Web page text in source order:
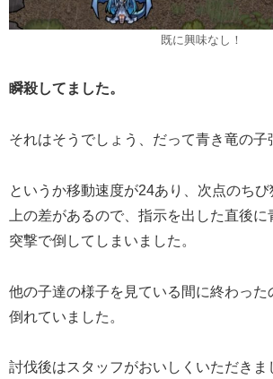
既に興味なし！
瞬殺してました。
それはそうでしょう、だって青き竜の子
というか移動速度が24あり、次点のち
上の差があるので、指示を出した直後
突撃で倒してしまいました。
他の子達の様子を見ている間に終わった
倒れていました。
討伐後はスタッフがおいしくいただきま